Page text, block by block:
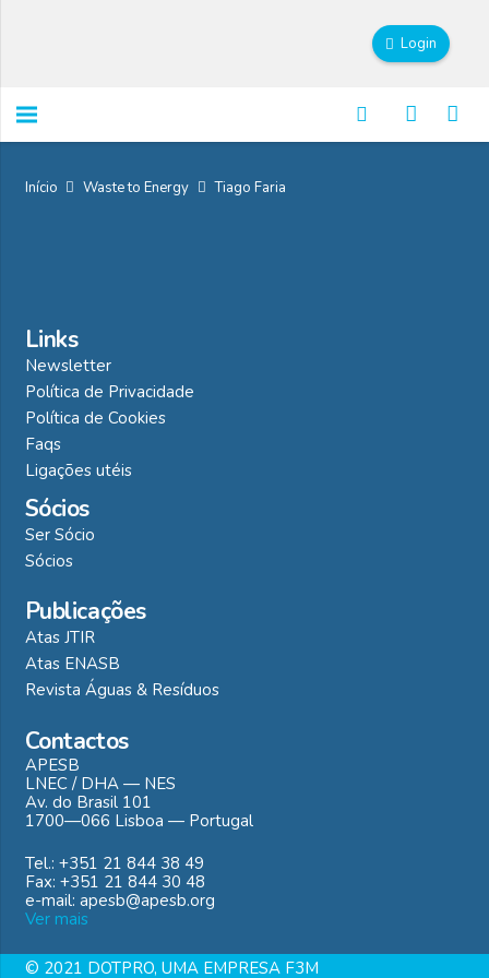
Login
Início Waste to Energy Tiago Faria
Links
Newsletter
Política de Privacidade
Política de Cookies
Faqs
Ligações utéis
Sócios
Ser Sócio
Sócios
Publicações
Atas JTIR
Atas ENASB
Revista Águas & Resíduos
Contactos
APESB
LNEC / DHA — NES
Av. do Brasil 101
1700—066 Lisboa — Portugal
Tel.: +351 21 844 38 49
Fax: +351 21 844 30 48
e-mail: apesb@apesb.org
Ver mais
© 2021 DOTPRO, UMA EMPRESA F3M